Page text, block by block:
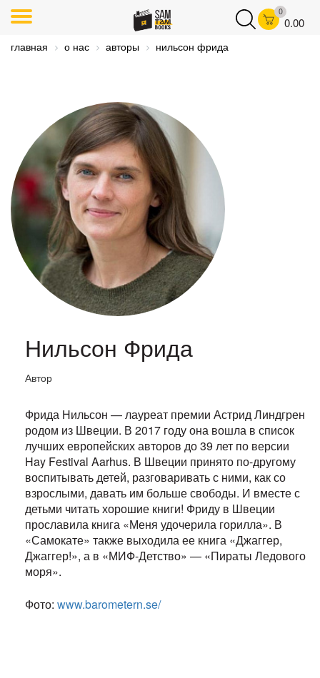
0
0.00
главная о нас авторы нильсон фрида
Нильсон Фрида
Автор
Фрида Нильсон — лауреат премии Астрид Линдгрен
родом из Швеции. В 2017 году она вошла в список
лучших европейских авторов до 39 лет по версии
Hay Festival Aarhus. В Швеции принято по-другому
воспитывать детей, разговаривать с ними, как со
взрослыми, давать им больше свободы. И вместе с
детьми читать хорошие книги! Фриду в Швеции
прославила книга «Меня удочерила горилла». В
«Самокате» также выходила ее книга «Джаггер,
Джаггер!», а в «МИФ-Детство» — «Пираты Ледового
моря».
Фото: www.barometern.se/